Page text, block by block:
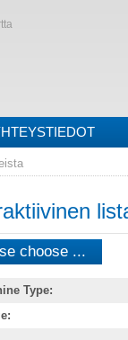
choose ...
Type: